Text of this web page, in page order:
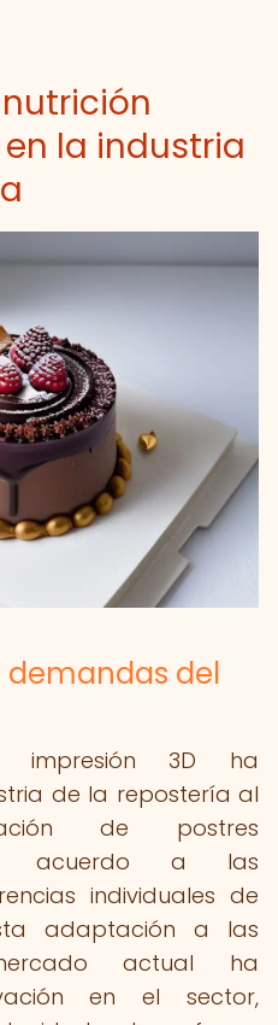
la industria
demandas del
impresión 3D ha
de la repostería al
de postres
acuerdo a las
individuales de
adaptación a las
actual ha
en el sector,